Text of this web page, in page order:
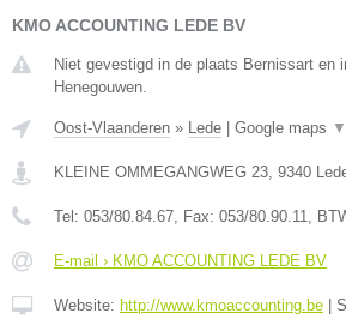
KMO ACCOUNTING LEDE BV
Niet gevestigd in de plaats Bernissart en
Henegouwen.
Oost-Vlaanderen » Lede Google maps ▼
KLEINE OMMEGANGWEG 23 9340
Tel: 053/80.84.67 , Fax: 053/80.90.11 ,
E-mail › KMO ACCOUNTING LEDE BV
Website: http://www.kmoaccounting.be